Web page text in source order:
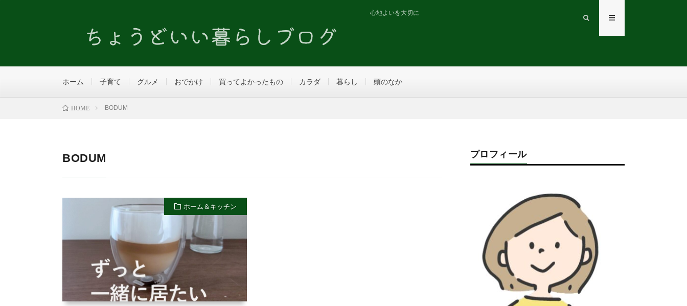
心地よいを大切に
ホーム 子育て グルメ おでかけ 買ってよかったもの カラダ 暮らし 頭のなか
HOME BODUM
BODUM
ホーム＆キッチン
プロフィール